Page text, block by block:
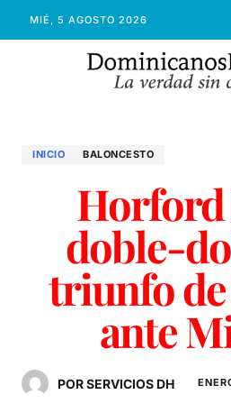
MIÉ, 5 AGOSTO 2026
INICIO BALONCESTO
doble-
triunfo
ante
POR SERVICIOS DH